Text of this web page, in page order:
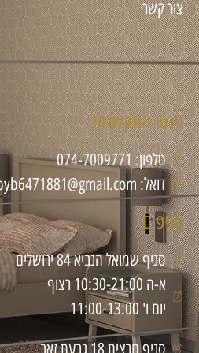
צור קשר
פרטי התקשרות
טלפון: 074-7009771
דואל: byb6471881@gmail.com
סניפים
סניף שמואל הנביא 84 ירושלים
א-ה 10:30-21:00 רצוף
יום ו' 11:00-13:00
סניף חרצית 18 גבעת זאב